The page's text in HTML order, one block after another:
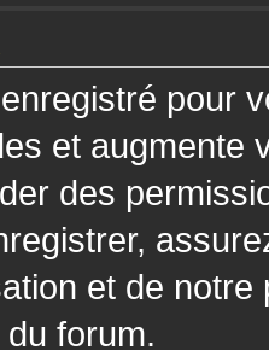
pour
et augmente
des
et de
forum.